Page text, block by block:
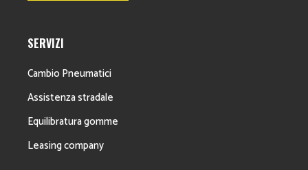
SERVIZI
Cambio Pneumatici
Assistenza stradale
Equilibratura gomme
Leasing company